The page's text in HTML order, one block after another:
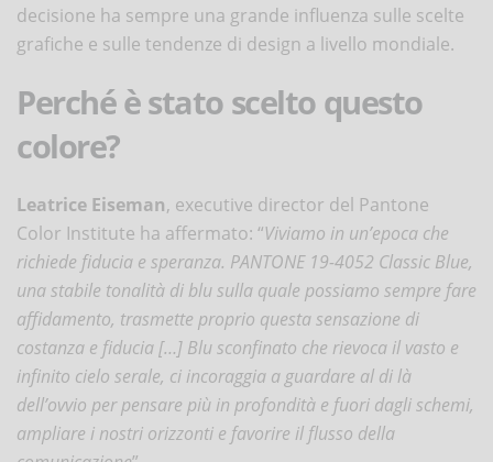
decisione ha sempre una grande influenza sulle scelte
grafiche e sulle tendenze di design a livello mondiale.
Perché è stato scelto questo
colore?
Leatrice Eiseman, executive director del Pantone
Color Institute ha affermato: “Viviamo in un’epoca che
richiede fiducia e speranza. PANTONE 19-4052 Classic Blue,
una stabile tonalità di blu sulla quale possiamo sempre fare
affidamento, trasmette proprio questa sensazione di
costanza e fiducia […] Blu sconfinato che rievoca il vasto e
infinito cielo serale, ci incoraggia a guardare al di là
dell’ovvio per pensare più in profondità e fuori dagli schemi,
ampliare i nostri orizzonti e favorire il flusso della